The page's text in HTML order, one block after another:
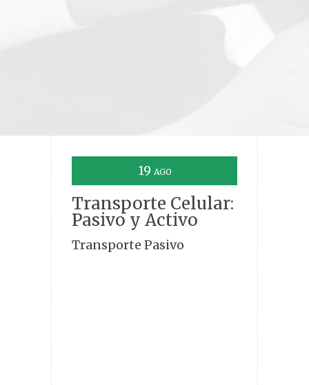
19 AGO
Transporte Celular:
Pasivo y Activo
Transporte Pasivo